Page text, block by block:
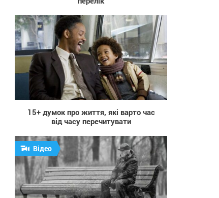
709
15+ думок про життя, які варто час
від часу перечитувати
Відео